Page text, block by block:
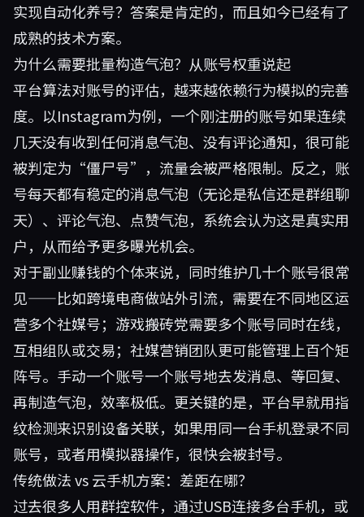
实现自动化养号？答案是肯定的，而且如今已经有了
成熟的技术方案。
为什么需要批量构造气泡？从账号权重说起
平台算法对账号的评估，越来越依赖行为模拟的完善
度。以Instagram为例，一个刚注册的账号如果连续
几天没有收到任何消息气泡、没有评论通知，很可能
被判定为“僵尸号”，流量会被严格限制。反之，账
号每天都有稳定的消息气泡（无论是私信还是群组聊
天）、评论气泡、点赞气泡，系统会认为这是真实用
户，从而给予更多曝光机会。
对于副业赚钱的个体来说，同时维护几十个账号很常
见——比如跨境电商做站外引流，需要在不同地区运
营多个社媒号；游戏搬砖党需要多个账号同时在线，
互相组队或交易；社媒营销团队更可能管理上百个矩
阵号。手动一个账号一个账号地去发消息、等回复、
再制造气泡，效率极低。更关键的是，平台早就用指
纹检测来识别设备关联，如果用同一台手机登录不同
账号，或者用模拟器操作，很快会被封号。
传统做法 vs 云手机方案：差距在哪？
过去很多人用群控软件，通过USB连接多台手机，或